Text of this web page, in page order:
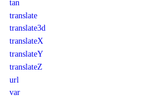
tan
translate
translate3d
translateX
translateY
translateZ
url
var